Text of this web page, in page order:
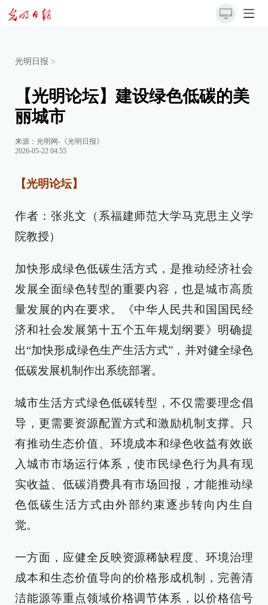
光明日报 >
【光明论坛】建设绿色低碳的美
丽城市
来源： 光明网-《光明日报》
2026-05-22 04:55
【光明论坛】
作者：张兆文（系福建师范大学马克思主义学
院教授）
加快形成绿色低碳生活方式，是推动经济社会
发展全面绿色转型的重要内容，也是城市高质
量发展的内在要求。《中华人民共和国国民经
济和社会发展第十五个五年规划纲要》明确提
出“加快形成绿色生产生活方式”，并对健全绿色
低碳发展机制作出系统部署。
城市生活方式绿色低碳转型，不仅需要理念倡
导，更需要资源配置方式和激励机制支撑。只
有推动生态价值、环境成本和绿色收益有效嵌
入城市市场运行体系，使市民绿色行为具有现
实收益、低碳消费具有市场回报，才能推动绿
色低碳生活方式由外部约束逐步转向内生自
觉。
一方面，应健全反映资源稀缺程度、环境治理
成本和生态价值导向的价格形成机制，完善清
洁能源等重点领域价格调节体系，以价格信号